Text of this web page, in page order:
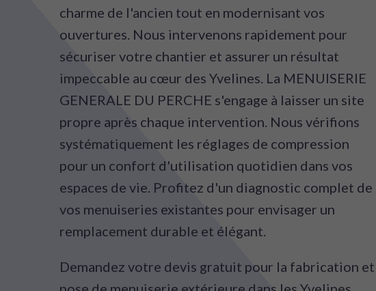
charme de l'ancien tout en modernisant vos
ouvertures. Nous intervenons rapidement pour
sécuriser votre chantier et assurer un résultat
impeccable au cœur des Yvelines. La MENUISERIE
GENERALE DU PERCHE s'engage à laisser un site
propre après chaque intervention. Nous vérifions
systématiquement les réglages de compression
pour un confort d'utilisation quotidien dans vos
espaces de vie. Profitez d'un diagnostic complet de
vos menuiseries existantes pour envisager un
remplacement durable et élégant.
Demandez votre devis gratuit pour la fabrication et